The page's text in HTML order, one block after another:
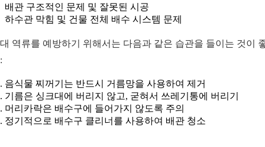
배관 구조적인 문제 및 잘못된 시공
하수관 막힘 및 건물 전체 배수 시스템 문제
역류를 예방하기 위해서는 다음과 같은 습관을 들이는 것이
음식물 찌꺼기는 반드시 거름망을 사용하여 제거
기름은 싱크대에 버리지 않고, 굳혀서 쓰레기통에 버리기
머리카락은 배수구에 들어가지 않도록 주의
정기적으로 배수구 클리너를 사용하여 배관 청소